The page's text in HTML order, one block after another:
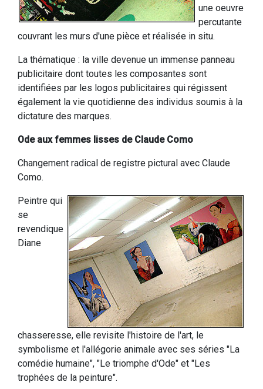
une oeuvre
percutante
couvrant les murs d'une pièce et réalisée in situ.
La thématique : la ville devenue un immense panneau
publicitaire dont toutes les composantes sont
identifiées par les logos publicitaires qui régissent
également la vie quotidienne des individus soumis à la
dictature des marques.
Ode aux femmes lisses de Claude Como
Changement radical de registre pictural avec Claude
Como.
Peintre qui
se
revendique
Diane
chasseresse, elle revisite l'histoire de l'art, le
symbolisme et l'allégorie animale avec ses séries "La
comédie humaine", "Le triomphe d'Ode" et "Les
trophées de la peinture".